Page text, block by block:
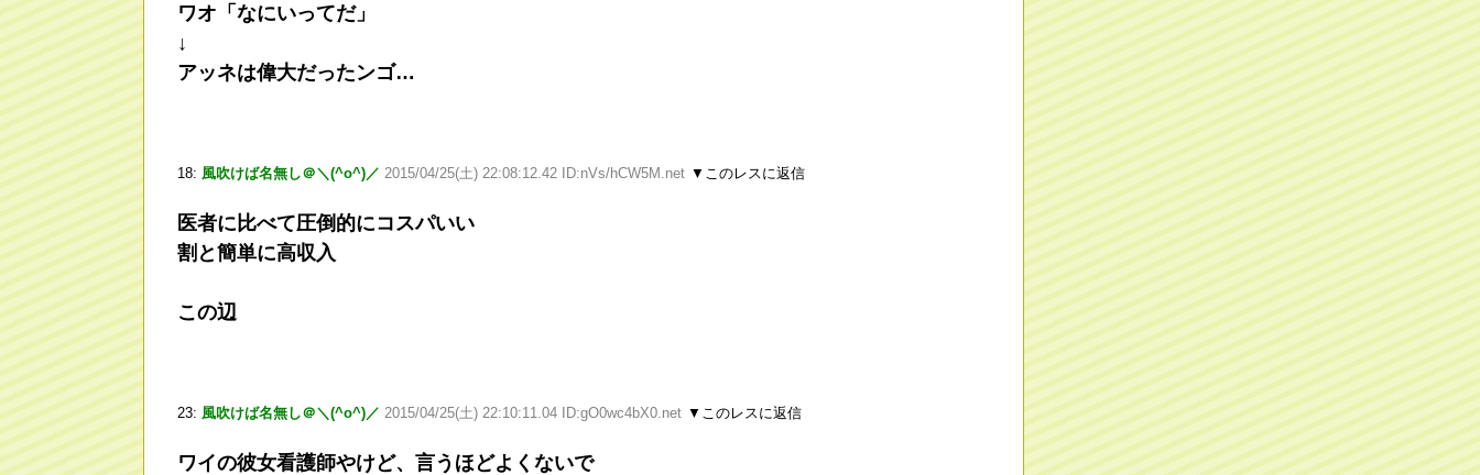
ワオ「なにいってだ」
↓
アッネは偉大だったンゴ…
18: 風吹けば名無し＠＼(^o^)／ 2015/04/25(土) 22:08:12.42 ID:nVs/hCW5M.net ▼このレスに返信
医者に比べて圧倒的にコスパいい
割と簡単に高収入
この辺
23: 風吹けば名無し＠＼(^o^)／ 2015/04/25(土) 22:10:11.04 ID:gO0wc4bX0.net ▼このレスに返信
ワイの彼女看護師やけど、言うほどよくないで